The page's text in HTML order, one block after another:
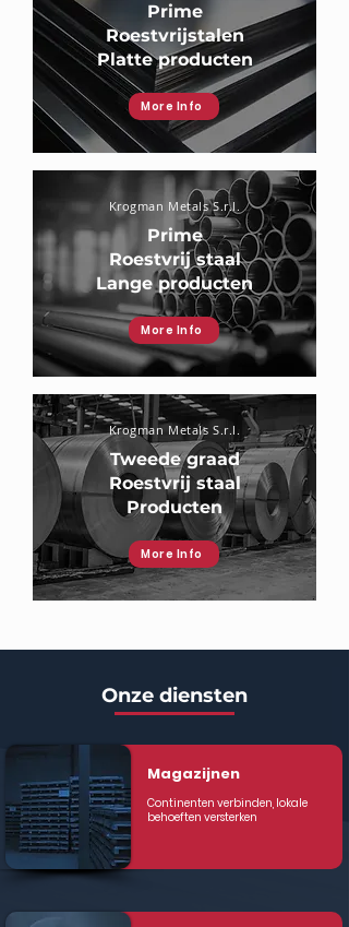
Prime
Roestvrijstalen
Platte producten
More Info
Krogman Metals S.r.l.
Prime
Roestvrij staal
Lange producten
More Info
Krogman Metals S.r.l.
Tweede graad
Roestvrij staal
Producten
More Info
Onze diensten
Magazijnen
Continenten verbinden, lokale
behoeften versterken